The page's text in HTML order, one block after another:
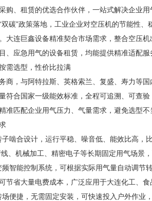
购、租赁的优选合作伙伴，一站式解决企业
碳”政策落地，工业企业对空压机的节能性
大连巨鑫设备精准契合市场需求，整合空压
、应急用气的设备租赁，均能提供精准适配
需选型，性价比拉满
商，与阿特拉斯、英格索兰、复盛、寿力等
符合国家一级能效标准，全程可追溯、可查
准匹配企业用气压力、气量需求，避免选型不
啮合设计，运行平稳、噪音低、能效比高，
、机械加工、精密电子等长期固定用气场景
智能控制系统，可根据实际用气量自动调节
节省大量电费成本，广泛应用于大连化工、食
便捷，无需固定安装，可快速投入户外作业